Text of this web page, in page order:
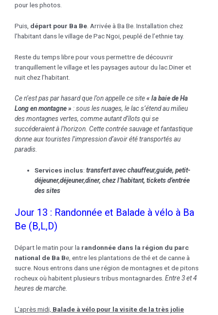
pour les photos.
Puis, départ pour Ba Be . Arrivée à Ba Be. Installation chez
l’habitant dans le village de Pac Ngoi, peuplé de l’ethnie tay.
Reste du temps libre pour vous permettre de découvrir
tranquillement le village et les paysages autour du lac.Diner et
nuit chez l’habitant.
Ce n’est pas par hasard que l’on appelle ce site« la baie de Ha
Long en montagne » : sous les nuages, le lac s’étend au milieu
des montagnes vertes, comme autant d’îlots qui se
succéderaient à l’horizon. Cette contrée sauvage et fantastique
donne aux touristes l’impression d’avoir été transportés au
paradis.
Services inclus:transfert avec chauffeur,guide, petit-
déjeuner,déjeuner,diner, chez l’habitant, tickets d’entrée
des sites
Jour 13 : Randonnée et Balade à vélo à Ba
Be (B,L,D)
Départ le matin pour la randonnée dans la région du parc
national de Ba Be, entre les plantations de thé et de canne à
sucre. Nous entrons dans une région de montagnes et de pitons
rocheux où habitent plusieurs tribus montagnardes. Entre 3 et 4
heures de marche
L’après midi, Balade à vélo pour la visite de la très jolie